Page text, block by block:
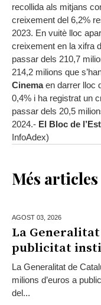
recollida als mitjans
creixement del 6,2%
2023. En vuitè lloc
creixement en la xifra
passar dels 210,7
214,2 milions que
Cinemaen darrer lloc
0,4% i ha registrat un
passar dels 20,5
2024.- El Bloc de
InfoAdex)
Més articles
AGOST 03, 2026
La
publicitat
La Generalitat de
milions d’euros a
del...